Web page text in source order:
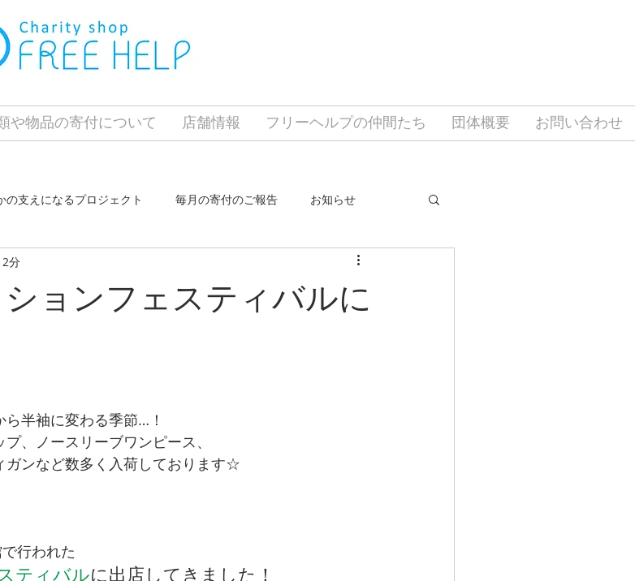
や物品の寄付について 店舗情報 フリーヘルプの仲間たち 団体概要 お問い合わせ
の支えになるプロジェクト 毎月の寄付のご報告 お知らせ
ホーム東はりま
ョンフェスティバルに
分
半袖に変わる季節…！
、ノースリーブワンピース、
ガンなど数多く入荷しております☆
行われた
ティバルに出店してきました！